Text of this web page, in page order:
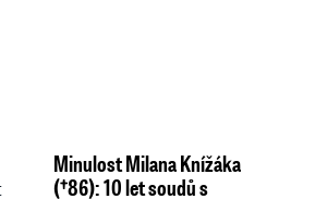
Minulost Milana Knížáka
(†86): 10 let soudů s